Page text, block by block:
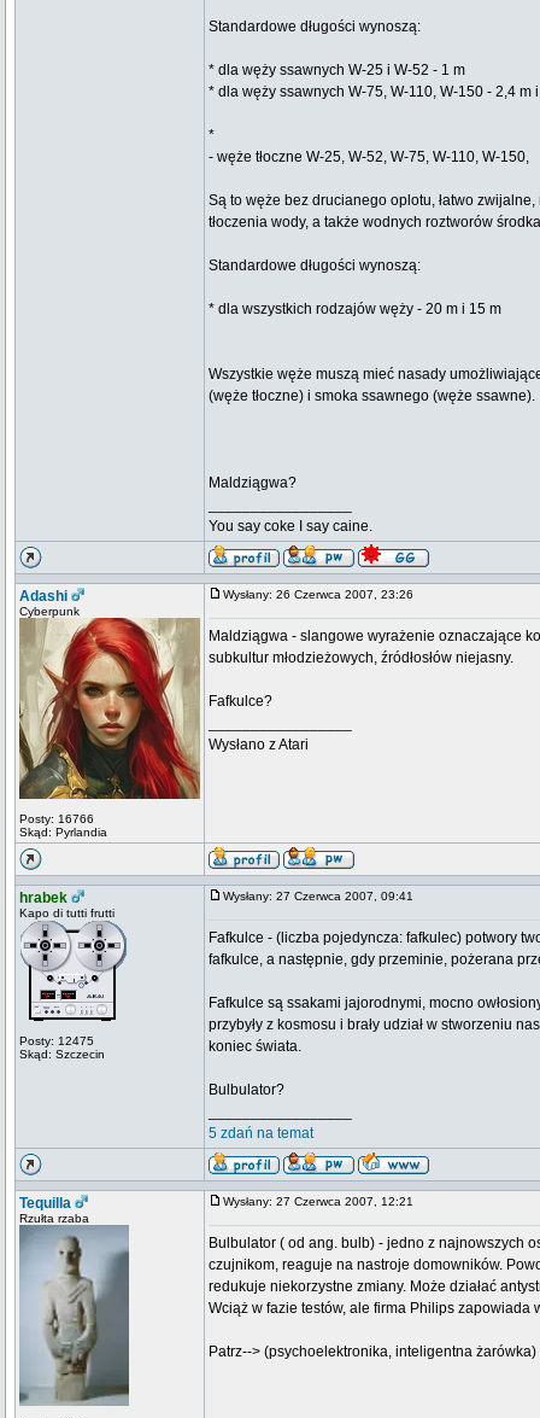
Standardowe długości wynoszą:
* dla węży ssawnych W-25 i W-52 - 1 m
* dla węży ssawnych W-75, W-110, W-150 - 2,4 m
*
- węże tłoczne W-25, W-52, W-75, W-110, W-150,
Są to węże bez drucianego oplotu, łatwo
tłoczenia wody, a także wodnych roztworów
Standardowe długości wynoszą:
* dla wszystkich rodzajów węży - 20 m i 15 m
Wszystkie węże muszą mieć nasady
(węże tłoczne) i smoka ssawnego (węże ssawne).
Maldziągwa?
You say coke I say caine.
Adashi
Cyberpunk
Posty: 16766
Skąd: Pyrlandia
Wysłany: 26 Czerwca 2007, 23:26
Maldziągwa - slangowe wyrażenie oznaczające
subkultur młodzieżowych, źródłosłów niejasny.
Fafkulce?
Wysłano z Atari
hrabek
Kapo di tutti frutti
Posty: 12475
Skąd: Szczecin
Wysłany: 27 Czerwca 2007, 09:41
Fafkulce - (liczba pojedyncza: fafkulec) potwory
fafkulce, a następnie, gdy przeminie, pożerana
Fafkulce są ssakami jajorodnymi, mocno
przybyły z kosmosu i brały udział w stworzeniu
koniec świata.
Bulbulator?
5 zdań na temat
Tequilla
Rzułta rzaba
Wysłany: 27 Czerwca 2007, 12:21
Bulbulator ( od ang. bulb) - jedno z najnowszych
czujnikom, reaguje na nastroje domowników.
redukuje niekorzystne zmiany. Może działać
Wciąż w fazie testów, ale firma Philips
Patrz--> (psychoelektronika, inteligentna żarówka)